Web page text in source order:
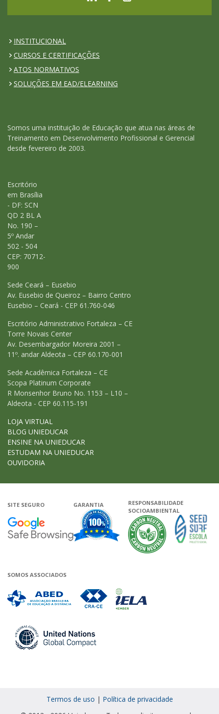
INSTITUCIONAL
CURSOS E CERTIFICAÇÕES
ATOS NORMATIVOS
SOLUÇÕES EM EAD/ELEARNING
Somos uma instituição de Educação que atua nas áreas de
Treinamento em Desenvolvimento Profissional e Gerencial
desde fevereiro de 2003.
Escritório
em Brasília
- DF: SCN
QD 2 BL A
No. 190 –
5º Andar
502 - 504
CEP: 70712-
900
Sede Ceará – Eusebio
Av. Eusebio de Queiroz – Bairro Centro
Eusebio – Ceará - CEP 61.760-046
Escritório Administrativo Fortaleza – CE
Torre Novais Center
Av. Desembargador Moreira 2001 –
11º. andar Aldeota – CEP 60.170-001
Sede Acadêmica Fortaleza – CE
Scopa Platinum Corporate
R Monsenhor Bruno No. 1153 – L10 –
Aldeota - CEP 60.115-191
LOJA VIRTUAL
BLOG UNIEDUCAR
ENSINE NA UNIEDUCAR
ESTUDAM NA UNIEDUCAR
OUVIDORIA
SITE SEGURO
Google - Status do site no
GARANTIA
Garantia de satisfação
RESPONSABILIDADE
SOCIOAMBIENTAL
A
SOMOS ASSOCIADOS
Termos de uso | Política de privacidade